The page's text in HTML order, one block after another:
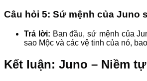
Câu hỏi 5: Sứ mệnh của Juno
Trả lời: Ban đầu, sứ mệnh của
sao Mộc và các vệ tinh của nó,
Kết luận: Juno – Niềm